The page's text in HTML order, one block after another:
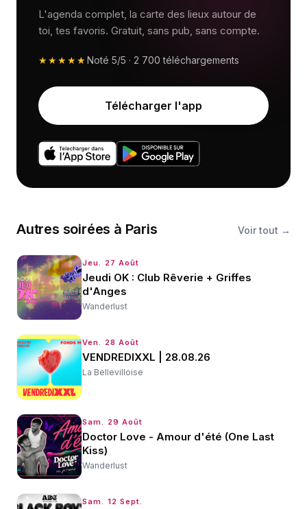
L'agenda complet, la carte des lieux autour de
toi, tes favoris. Gratuit, sans pub, sans compte.
★★★★★Noté 5/5 · 2 700 téléchargements
Télécharger l'app
Autres soirées à Paris Voir tout →
Jeu. 27 Août
Jeudi OK : Club Rêverie + Griffes
d'Anges
Wanderlust
Ven. 28 Août
VENDREDIXXL | 28.08.26
La Bellevilloise
Sam. 29 Août
Doctor Love - Amour d'été (One Last
Kiss)
Wanderlust
Sam. 12 Sept.